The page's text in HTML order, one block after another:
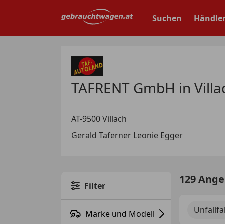
Suchen
TAFRENT GmbH in
AT-9500 Villach
Gerald Taferner Leonie Egger
Filter
Marke und Modell
129